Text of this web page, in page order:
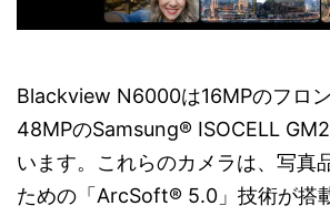
Blackview N6000は16MPのフロン
48MPのSamsung® ISOCELL
います。これらのカメラは、写真
ための「ArcSoft® 5.0」技術が搭